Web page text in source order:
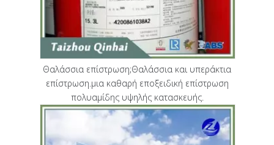
Θαλάσσια επίστρωση;Θαλάσσια και υπεράκτια
επίστρωση.μια καθαρή εποξειδική επίστρωση
πολυαμίδης υψηλής κατασκευής.